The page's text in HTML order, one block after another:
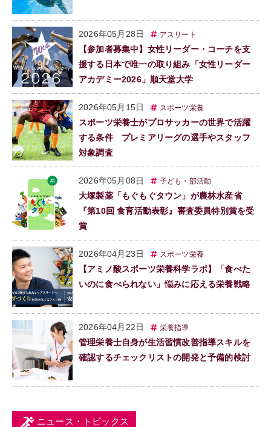
2026年05月28日 アスリート
【参加者募集中】女性リーダー・コーチを支
援する日本で唯一の取り組み「女性リーダー
アカデミー2026」順天堂大学
2026年05月15日 スポーツ栄養
スポーツ栄養士がプロサッカーの世界で活躍
する条件 プレミアリーグの選手やスタッフ
対象調査
2026年05月08日 子ども・部活動
大塚製薬「もぐもぐタウン」が農林水産省
『第10回 食育活動表彰』審査委員特別賞を受
賞
2026年04月23日 スポーツ栄養
【アミノ酸スポーツ栄養科学ラボ】「食べた
いのに食べられない」悩みに応える栄養戦略
2026年04月22日 栄養指導
管理栄養士自身が生活習慣改善指導スキルを
確認するチェックリストの開発と予備的検討
ニュース・トピックス